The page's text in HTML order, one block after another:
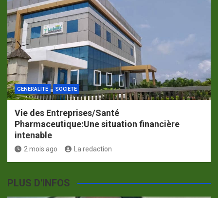
GENERALITÉ SOCIETE
Vie des Entreprises/Santé
Pharmaceutique:Une situation financière
intenable
2 mois ago La redaction
PLUS D'INFOS